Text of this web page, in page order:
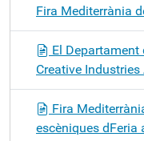
Fira Mediterrània
El
Creative Industries
Fira
escèniques dFeria